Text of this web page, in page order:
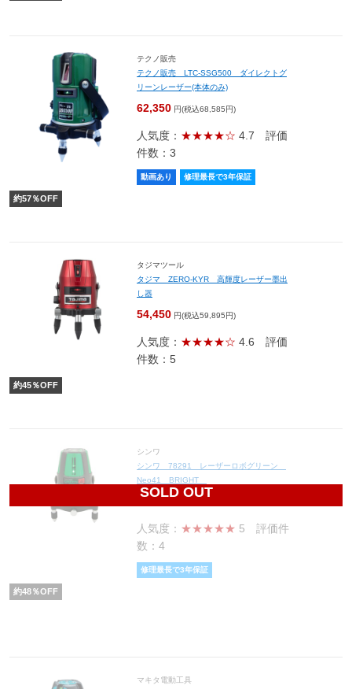
テクノ販売
テクノ販売 LTC-SSG500 ダイレクトグ
リーンレーザー(本体のみ)
62,350 円(税込68,585円)
人気度： ★★★★☆ 4.7 評価
件数：3
動画あり 修理最長で3年保証
約57％OFF
タジマツール
タジマ ZERO-KYR 高輝度レーザー墨出
し器
54,450 円(税込59,895円)
人気度： ★★★★☆ 4.6 評価
件数：5
約45％OFF
SOLD OUT
シンワ
シンワ 78291 レーザーロボグリーン
Neo41 BRIGHT
77,740
人気度： ★★★★★ 5 評価件
数：4
修理最長で3年保証
約48％OFF
マキタ電動工具